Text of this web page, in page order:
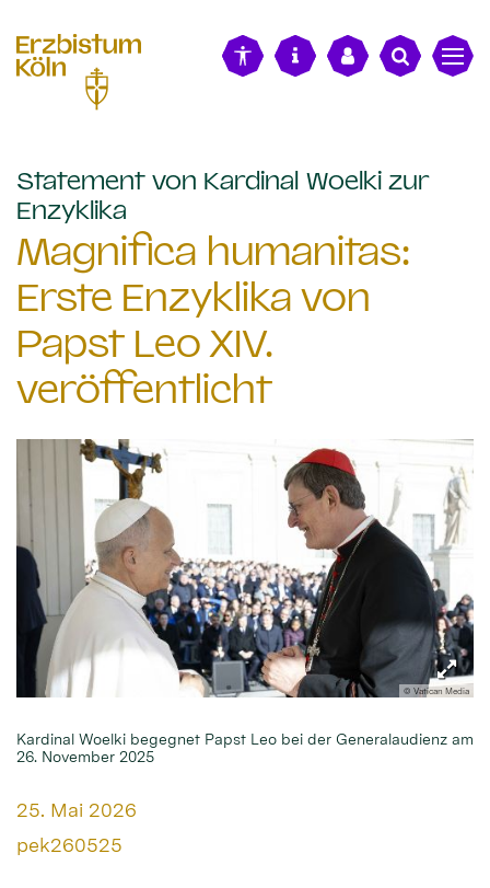
Statement von Kardinal Woelki zur
Enzyklika
Magnifica humanitas:
Erste Enzyklika von
Papst Leo XIV.
veröffentlicht
© Vatican Media
Kardinal Woelki begegnet Papst Leo bei der Generalaudienz am
26. November 2025
Datum:
25. Mai 2026
Von:
pek260525